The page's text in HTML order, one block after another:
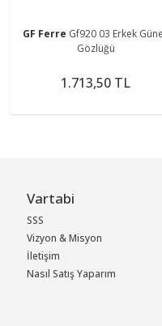
GF Ferre Gf920 03 Erkek
Gözlüğü
1.713,50 TL
Vartabi
SSS
Vizyon & Misyon
İletişim
Nasıl Satış Yaparım